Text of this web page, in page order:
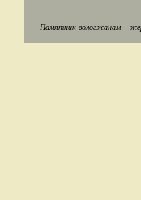
Памятник вологжанам –